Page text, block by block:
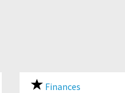
Finances